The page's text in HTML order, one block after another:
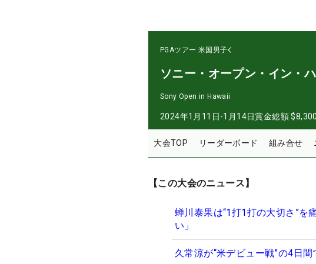
PGAツアー 米国男子
ソニー・オープン・イン・
Sony Open in Hawaii
2024年1月11日-1月14日賞金総額
大会TOP リーダーボード 組み合せ
【この大会のニュース】
蝉川泰果は“1打1打の大切さ”
い」
久常涼が“米デビュー戦”の4日